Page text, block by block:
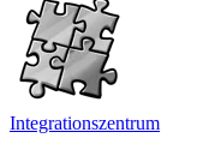
Integrationszentrum